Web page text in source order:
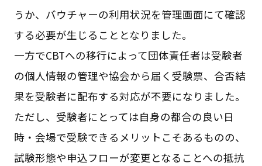
うか、バウチャーの利用状況を管理画面にて確認
する必要が生じることとなりました。
一方でCBTへの移行によって団体責任者は受験者
の個人情報の管理や協会から届く受験票、合否結
果を受験者に配布する対応が不要になりました。
ただし、受験者にとっては自身の都合の良い日
時・会場で受験できるメリットこそあるものの、
試験形態や申込フローが変更となることへの抵抗